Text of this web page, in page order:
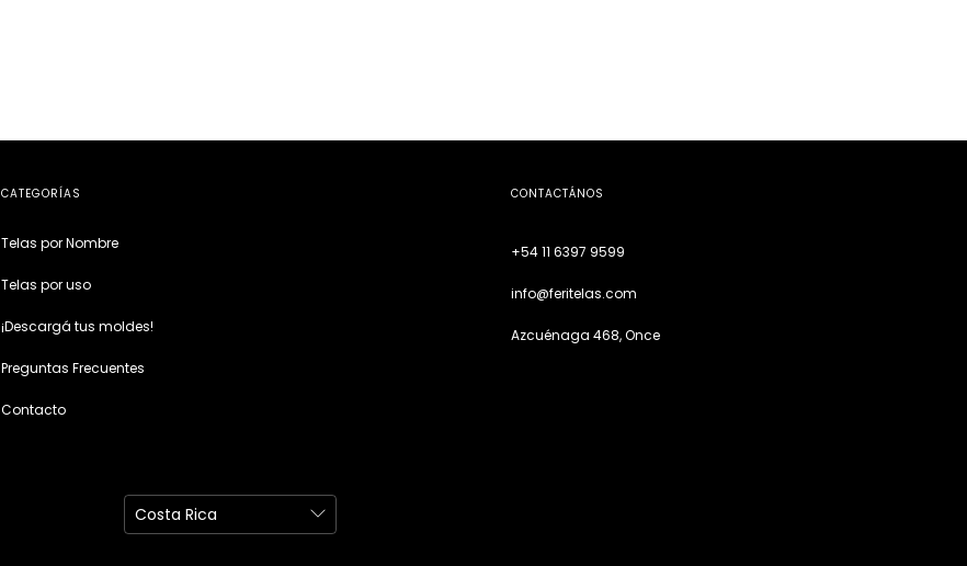
CATEGORÍAS
Telas por Nombre
Telas por uso
¡Descargá tus moldes!
Preguntas Frecuentes
Contacto
CONTACTÁNOS
+54 11 6397 9599
info@feritelas.com
Azcuénaga 468, Once